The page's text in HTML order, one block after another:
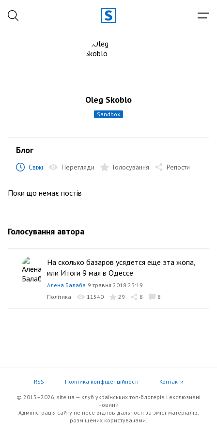
Oleg Skoblo
sandbox
Блог
Свіжі Перегляди Голосування Репости
Поки що немає постів
Голосування автора
На сколько базаров усядется еще эта жопа,
или Итоги 9 мая в Одессе
Алена Балаба 9 травня 2018 23:19
Політика
11540 29 8 8
RSS Політика конфіденційності Контакти
© 2015–2026, site.ua — клуб українських топ-блогерів i екслюзивнi
новини
Адміністрація сайту не несе відповідальності за зміст матеріалів,
розміщених користувачами.